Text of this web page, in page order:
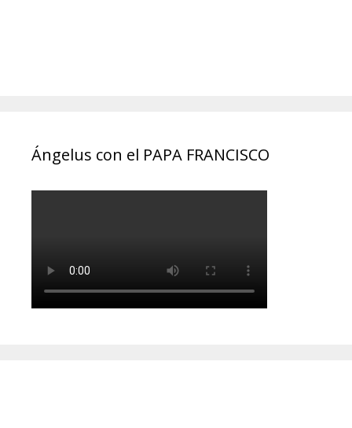
Ángelus con el PAPA FRANCISCO